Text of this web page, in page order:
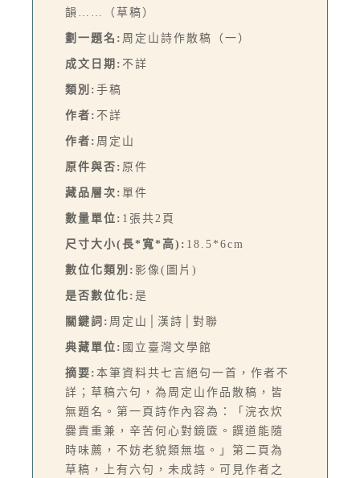
韻……（草稿）
劃一題名: 周定山詩作散稿（一）
成文日期: 不詳
類別: 手稿
作者: 不詳
作者: 周定山
原件與否: 原件
藏品層次: 單件
數量單位: 1張共2頁
尺寸大小(長*寬*高): 18.5*6cm
數位化類別: 影像(圖片)
是否數位化: 是
關鍵詞: 周定山│漢詩│對聯
典藏單位: 國立臺灣文學館
摘要: 本筆資料共七言絕句一首，作者不
詳；草稿六句，為周定山作品散稿，皆
無題名。第一頁詩作內容為：「浣衣炊
爨責重兼，辛苦何心對鏡匳。饌道能隨
時味薦，不妨老貌類無塩。」第二頁為
草稿，上有六句，未成詩。可見作者之